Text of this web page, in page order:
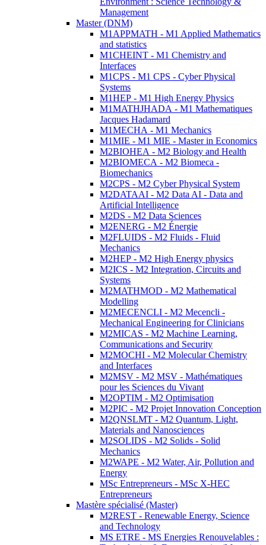
Management
Master (DNM)
M1APPMATH - M1 Applied Mathematics
and statistics
M1CHEINT - M1 Chemistry and
Interfaces
M1CPS - M1 CPS - Cyber Physical
Systems
M1HEP - M1 High Energy Physics
M1MATHJHADA - M1 Mathematiques
Jacques Hadamard
M1MECHA - M1 Mechanics
M1MIE - M1 MIE - Master in Economics
M2BIOHEA - M2 Biology and Health
M2BIOMECA - M2 Biomeca -
Biomechanics
M2CPS - M2 Cyber Physical System
M2DATAAI - M2 Data AI - Data and
Artificial Intelligence
M2DS - M2 Data Sciences
M2ENERG - M2 Énergie
M2FLUIDS - M2 Fluids - Fluid
Mechanics
M2HEP - M2 High Energy physics
M2ICS - M2 Integration, Circuits and
Systems
M2MATHMOD - M2 Mathematical
Modelling
M2MECENCLI - M2 Mecencli -
Mechanical Engineering for Clinicians
M2MICAS - M2 Machine Learning,
Communications and Security
M2MOCHI - M2 Molecular Chemistry
and Interfaces
M2MSV - M2 MSV - Mathématiques
pour les Sciences du Vivant
M2OPTIM - M2 Optimisation
M2PIC - M2 Projet Innovation Conception
M2QNSLMT - M2 Quantum, Light,
Materials and Nanosciences
M2SOLIDS - M2 Solids - Solid
Mechanics
M2WAPE - M2 Water, Air, Pollution and
Energy
MSc Entrepreneurs - MSc X-HEC
Entrepreneurs
Mastère spécialisé (Master)
M2REST - Renewable Energy, Science
and Technology
MS ETRE - MS Energies Renouvelables :